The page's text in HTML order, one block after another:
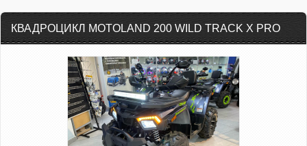
КВАДРОЦИКЛ MOTOLAND 200 WILD TRACK X PRO